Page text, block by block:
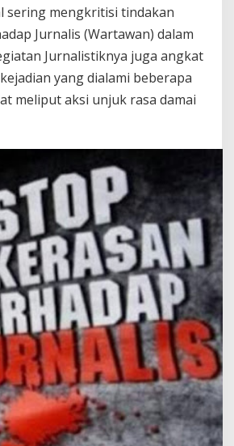
n
T
r
h
a
d
J
r
l
i
s
sering mengkritisi tindakan
Jurnalis (Wartawan) dalam
Jurnalistiknya juga angkat
yang dialami beberapa
meliput aksi unjuk rasa damai